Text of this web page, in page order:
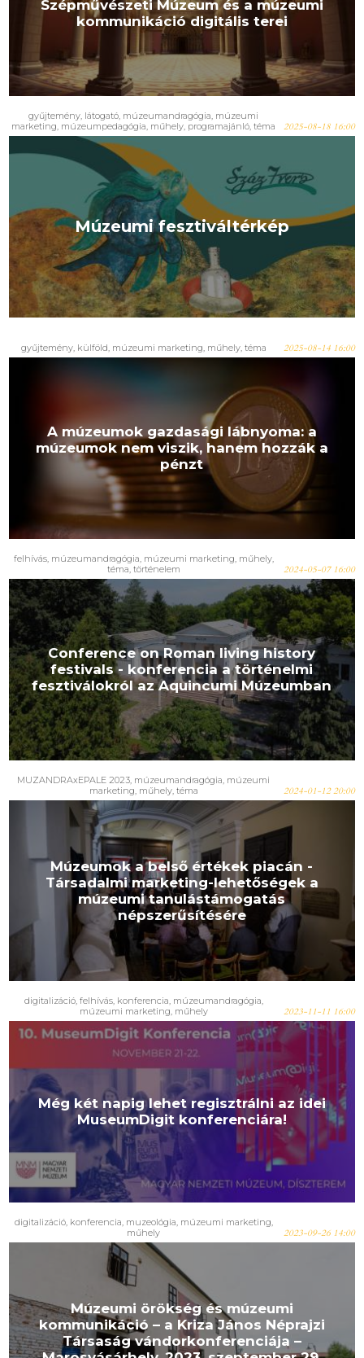
Szépművészeti Múzeum és a múzeumi
kommunikáció digitális terei
gyűjtemény látogató múzeumandragógia múzeumi
marketing múzeumpedagógia műhely programajánló téma 2025-08-18 16:00
Múzeumi fesztiváltérkép
gyűjtemény, külföld múzeumi marketing műhely, téma 2025-08-14 16:00
A múzeumok gazdasági lábnyoma: a
múzeumok nem viszik, hanem hozzák a
pénzt
felhívás, múzeumandragógia múzeumi marketing műhely,
téma történelem 2024-05-07 16:00
Conference on Roman living history
festivals - konferencia a történelmi
fesztiválokról az Aquincumi Múzeumban
MUZANDRAxEPALE 2023 múzeumandragógia múzeumi
marketing műhely, téma 2024-01-12 20:00
Múzeumok a belső értékek piacán -
Társadalmi marketing-lehetőségek a
múzeumi tanulástámogatás
népszerűsítésére
digitalizáció, felhívás, konferencia, múzeumandragógia,
múzeumi marketing, műhely 2023-11-11 16:00
Még két napig lehet regisztrálni az idei
MuseumDigit konferenciára!
digitalizáció, konferencia, muzeológia, múzeumi marketing,
műhely
2023-09-26 14:00
Múzeumi örökség és múzeumi
kommunikáció – a Kriza János Néprajzi
Társaság vándorkonferenciája –